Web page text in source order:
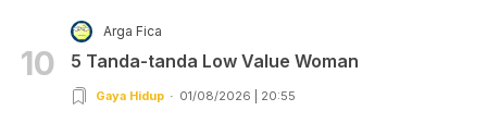
10
Arga Fica
5 Tanda-tanda Low Value Woman
Gaya Hidup 01/08/2026 | 20:55